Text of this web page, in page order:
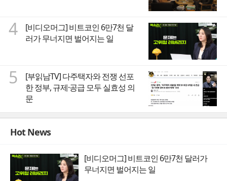
4
[비디오머그] 비트코인 6만7천 달
러가 무너지면 벌어지는 일
5
[부읽남TV] 다주택자와 전쟁 선포
한 정부, 규제·공급 모두 실효성 의
문
Hot News
[비디오머그] 비트코인 6만7천 달러가
무너지면 벌어지는 일